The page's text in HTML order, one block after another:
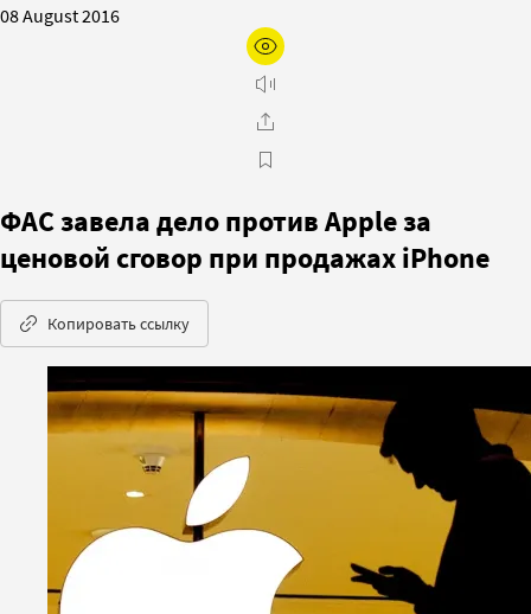
08 August 2016
ФАС завела дело против Apple за
ценовой сговор при продажах iPhone
Копировать ссылку